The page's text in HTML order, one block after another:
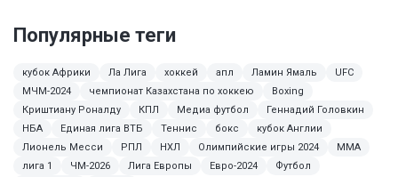
Популярные теги
кубок Африки Ла Лига хоккей апл Ламин Ямаль
UFC
МЧМ-2024
чемпионат Казахстана по хоккею
Boxing
Криштиану Роналду
КПЛ Медиа футбол
Геннадий Головкин
НБА
Единая лига ВТБ Теннис бокс
кубок Англии
Лионель Месси
РПЛ НХЛ Олимпийские игры 2024
ММА
лига 1
ЧМ-2026 Лига Европы Евро-2024
Футбол